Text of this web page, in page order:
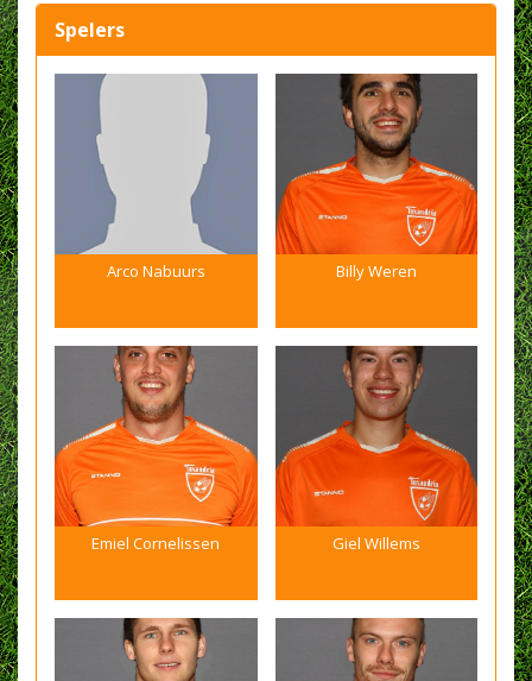
Spelers
Arco Nabuurs Billy Weren
Emiel Cornelissen Giel Willems